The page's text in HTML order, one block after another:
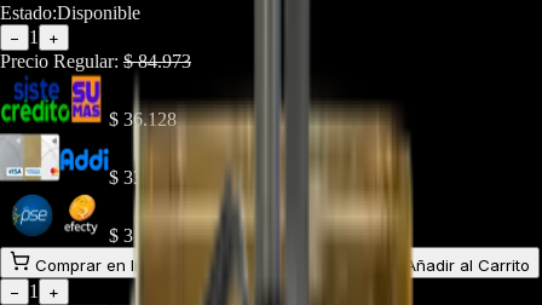
Estado:Disponible
− 1 +
Precio Regular: $84.973
$ 36.128
$ 33.118
$ 31.612
Comprar en línea Comprar y Recoger
Añadir al Carrito
−
1
+